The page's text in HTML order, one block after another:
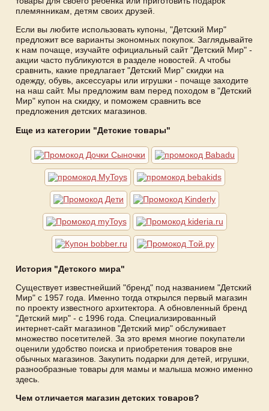
племянникам, детям своих друзей.
Если вы любите использовать купоны, "Детский Мир"
предложит все варианты экономных покупок. Заглядывайте
к нам почаще, изучайте официальный сайт "Детский Мир" -
акции часто публикуются в разделе новостей. А чтобы
сравнить, какие предлагает "Детский Мир" скидки на
одежду, обувь, аксессуары или игрушки - почаще заходите
на наш сайт. Мы предложим вам перед походом в "Детский
Мир" купон на скидку, и поможем сравнить все
предложения детских магазинов.
Еще из категории "Детские товары"
История "Детского мира"
Существует известнейший "бренд" под названием "Детский
Мир" с 1957 года. Именно тогда открылся первый магазин
по проекту известного архитектора. А обновленный бренд
"Детский мир" - с 1996 года. Специализированный
интернет-сайт магазинов "Детский мир" обслуживает
множество посетителей. За это время многие покупатели
оценили удобство поиска и приобретения товаров вне
обычных магазинов. Закупить подарки для детей, игрушки,
разнообразные товары для мамы и малыша можно именно
здесь.
Чем отличается магазин детских товаров?